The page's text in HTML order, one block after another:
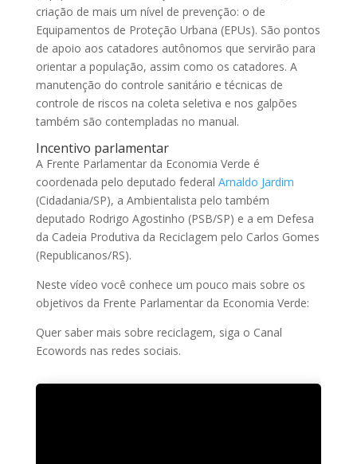
criação de mais um nível de prevenção: o de
Equipamentos de Proteção Urbana (EPUs). São pontos
de apoio aos catadores autônomos que servirão para
orientar a população, assim como os catadores. A
manutenção do controle sanitário e técnicas de
controle de riscos na coleta seletiva e nos galpões
também são contempladas no manual.
Incentivo parlamentar
A Frente Parlamentar da Economia Verde é
coordenada pelo deputado federal Arnaldo Jardim
(Cidadania/SP), a Ambientalista pelo também
deputado Rodrigo Agostinho (PSB/SP) e a em Defesa
da Cadeia Produtiva da Reciclagem pelo Carlos Gomes
(Republicanos/RS).
Neste vídeo você conhece um pouco mais sobre os
objetivos da Frente Parlamentar da Economia Verde:
Quer saber mais sobre reciclagem, siga o Canal
Ecowords nas redes sociais.